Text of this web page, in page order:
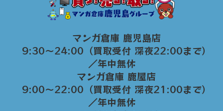
マンガ倉庫 鹿児島店
9:30～24:00（買取受付 深夜22:00まで）
／年中無休
マンガ倉庫 鹿屋店
9:00～22:00（買取受付 深夜21:00まで）
／年中無休